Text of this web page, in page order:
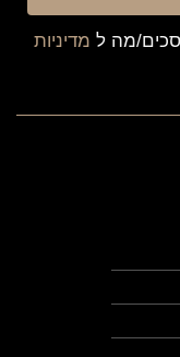
מה ל מדיניות